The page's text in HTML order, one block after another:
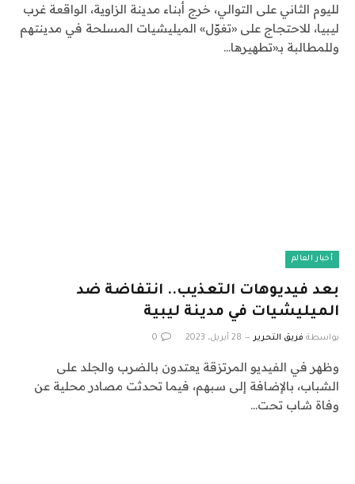
لليوم الثاني على التوالي، خرج أبناء مدينة الزاوية، الواقعة غرب
ليبيا، للاحتجاج على «تغوّل» الميليشيات المسلحة في مدينتهم
وللمطالبة بـ«تطهيرها…
أخبار العالم
بعد فيديوهات التعذيب.. انتفاضة ضد
الميليشيات في مدينة ليبية
بواسطة فريق التحرير 28 أبريل، 2023 0
وظهر في الفيديو المرتزقة يعتدون بالضرب والجلد على
الشباب، بالإضافة إلى سبهم، فيما تحدثت مصادر محلية عن
وفاة شاب تحت…